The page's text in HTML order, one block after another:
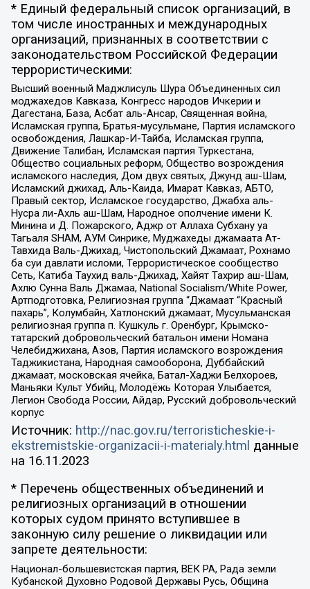
* Единый федеральный список организаций, в
том числе иностранных и международных
организаций, признанных в соответствии с
законодательством Российской Федерации
террористическими:
Высший военный Маджлисуль Шура Объединенных сил
моджахедов Кавказа, Конгресс народов Ичкерии и
Дагестана, База, Асбат аль-Ансар, Священная война,
Исламская группа, Братья-мусульмане, Партия исламского
освобождения, Лашкар-И-Тайба, Исламская группа,
Движение Талибан, Исламская партия Туркестана,
Общество социальных реформ, Общество возрождения
исламского наследия, Дом двух святых, Джунд аш-Шам,
Исламский джихад, Аль-Каида, Имарат Кавказ, АБТО,
Правый сектор, Исламское государство, Джабха аль-
Нусра ли-Ахль аш-Шам, Народное ополчение имени К.
Минина и Д. Пожарского, Аджр от Аллаха Субхану уа
Тагьаля SHAM, АУМ Синрике, Муджахеды джамаата Ат-
Тавхида Валь-Джихад, Чистопольский Джамаат, Рохнамо
ба суи давлати исломи, Террористическое сообщество
Сеть, Катиба Таухид валь-Джихад, Хайят Тахрир аш-Шам,
Ахлю Сунна Валь Джамаа, National Socialism/White Power,
Артподготовка, Религиозная группа “Джамаат “Красный
пахарь”, Колумбайн, Хатлонский джамаат, Мусульманская
религиозная группа п. Кушкуль г. Оренбург, Крымско-
татарский добровольческий батальон имени Номана
Челебиджихана, Азов, Партия исламского возрождения
Таджикистана, Народная самооборона, Дуббайский
джамаат, московская ячейка, Батал-Хаджи Белхороев,
Маньяки Культ Убийц, Молодёжь Которая Улыбается,
Легион Свобода России, Айдар, Русский добровольческий
корпус
Источник: http://nac.gov.ru/terroristicheskie-i-
ekstremistskie-organizacii-i-materialy.html данные
на 16.11.2023
* Перечень общественных объединений и
религиозных организаций в отношении
которых судом принято вступившее в
законную силу решение о ликвидации или
запрете деятельности:
Национал-большевистская партия, ВЕК РА, Рада земли
Кубанской Духовно Родовой Державы Русь, Община